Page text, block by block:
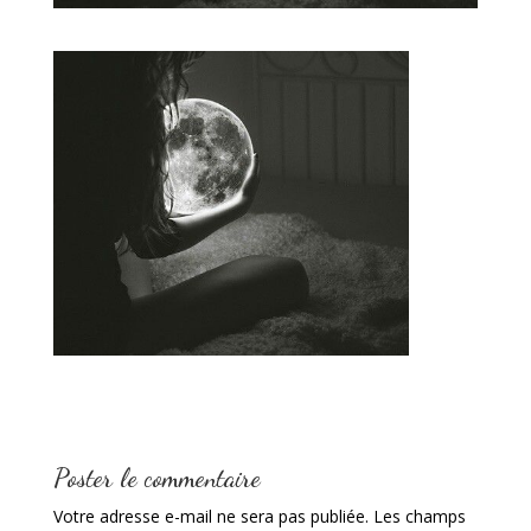
Poster le commentaire
Votre adresse e-mail ne sera pas publiée. Les champs